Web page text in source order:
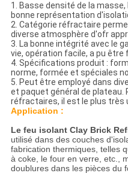
1. Basse densité de la
bonne représentation
2. Catégorie réfractaire
diverse atmosphère d'ofr
3. La bonne intégrité avec le
vie, opération facile, a pu
4. Spécifications produit :
norme, formée et spéciales
5. Peut être employé dans
et paquet général de
réfractaires, il est le plus très
Application :
Le feu isolant Clay Brick
utilisé dans des couches
fabrication thermiques, telles
à coke, le four en verre, etc.,
doublures dans les pièces du